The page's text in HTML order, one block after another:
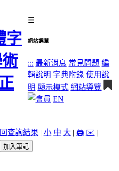
☰
網站選單
::: 最新消息 常見問題 編
輯說明 字典附錄 使用說
明 顯示模式 網站導覽
EN
回查詢結果 | 小 中 大 | 🖨️ ✉️ |
加入筆記